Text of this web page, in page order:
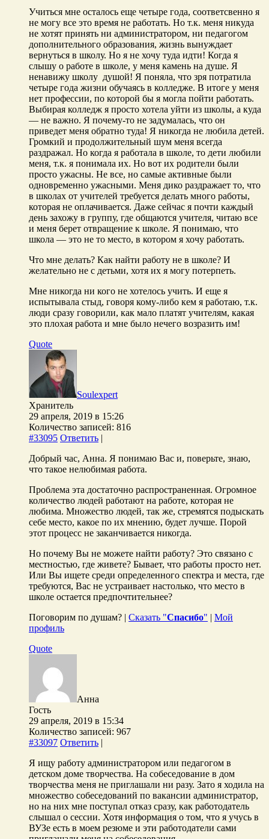
Учиться мне осталось еще четыре года, соответсвенно я
не могу все это время не работать. Но т.к. меня никуда
не хотят принять ни администратором, ни педагогом
дополнительного образования, жизнь вынуждает
вернуться в школу. Но я не хочу туда идти! Когда я
слышу о работе в школе, у меня камень на душе. Я
ненавижу школу душой! Я поняла, что зря потратила
четыре года жизни обучаясь в колледже. В итоге у меня
нет профессии, по которой бы я могла пойти работать.
Выбирая колледж я просто хотела уйти из школы, а куда
— не важно. Я почему-то не задумалась, что он
приведет меня обратно туда! Я никогда не любила детей.
Громкий и продолжительный шум меня всегда
раздражал. Но когда я работала в школе, то дети любили
меня, т.к. я понимала их. Но вот их родители были
просто ужасны. Не все, но самые активные были
одновременно ужасными. Меня дико раздражает то, что
в школах от учителей требуется делать много работы,
которая не оплачивается. Даже сейчас я почти каждый
день захожу в группу, где общаются учителя, читаю все
и меня берет отвращение к школе. Я понимаю, что
школа — это не то место, в котором я хочу работать.
Что мне делать? Как найти работу не в школе? И
желательно не с детьми, хотя их я могу потерпеть.
Мне никогда ни кого не хотелось учить. И еще я
испытывала стыд, говоря кому-либо кем я работаю, т.к.
люди сразу говорили, как мало платят учителям, какая
это плохая работа и мне было нечего возразить им!
Quote
Soulexpert
Хранитель
29 апреля, 2019 в 15:26
Количество записей: 816
#33095 Ответить |
Добрый час, Анна. Я понимаю Вас и, поверьте, знаю,
что такое нелюбимая работа.
Проблема эта достаточно распространенная. Огромное
количество людей работают на работе, которая не
любима. Множество людей, так же, стремятся подыскать
себе место, какое по их мнению, будет лучше. Порой
этот процесс не заканчивается никогда.
Но почему Вы не можете найти работу? Это связано с
местностью, где живете? Бывает, что работы просто нет.
Или Вы ищете среди определенного спектра и места, где
требуются, Вас не устраивает настолько, что место в
школе остается предпочтительнее?
Поговорим по душам? | Сказать "Спасибо" | Мой
профиль
Quote
Анна
Гость
29 апреля, 2019 в 15:34
Количество записей: 967
#33097 Ответить |
Я ищу работу администратором или педагогом в
детском доме творчества. На собеседование в дом
творчества меня не приглашали ни разу. Зато я ходила на
множество собеседований по вакансии администратор,
но на них мне поступал отказ сразу, как работодатель
слышал о сессии. Хотя информация о том, что я учусь в
ВУЗе есть в моем резюме и эти работодатели сами